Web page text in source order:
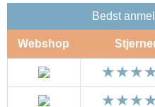
Bedst
Webshop